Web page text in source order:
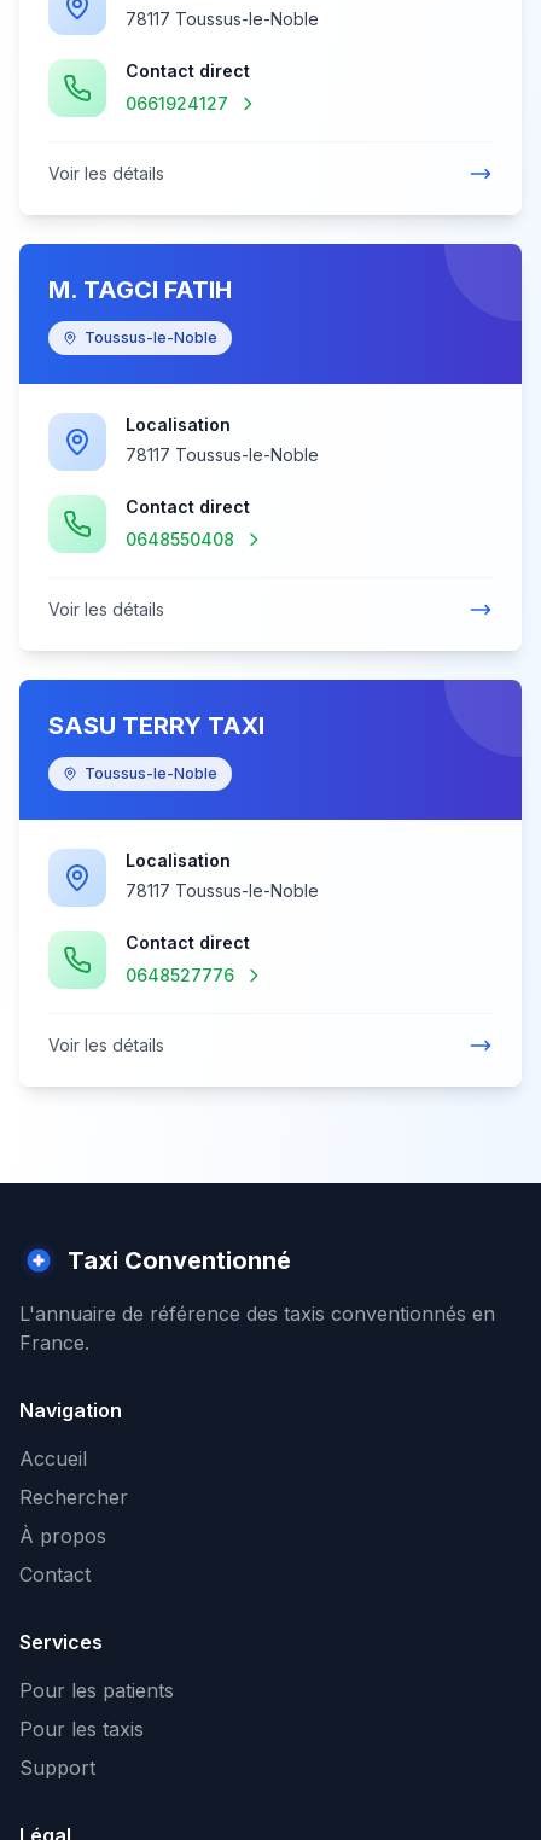
78117 Toussus-le-Noble
Contact direct
0661924127
Voir les détails
M. TAGCI FATIH
Toussus-le-Noble
Localisation
78117 Toussus-le-Noble
Contact direct
0648550408
Voir les détails
SASU TERRY TAXI
Toussus-le-Noble
Localisation
78117 Toussus-le-Noble
Contact direct
0648527776
Voir les détails
Taxi Conventionné
L'annuaire de référence des taxis conventionnés en
France.
Navigation
Accueil
Rechercher
À propos
Contact
Services
Pour les patients
Pour les taxis
Support
Légal